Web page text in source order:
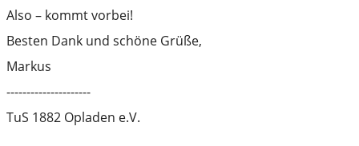
Also – kommt vorbei!
Besten Dank und schöne Grüße,
Markus
---------------------
TuS 1882 Opladen e.V.